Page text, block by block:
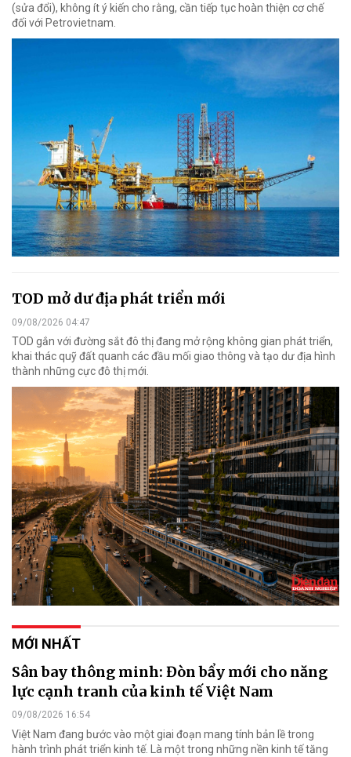
(sửa đổi), không ít ý kiến cho rằng, cần tiếp tục hoàn thiện cơ chế
đối với Petrovietnam.
TOD mở dư địa phát triển mới
09/08/2026 04:47
TOD gắn với đường sắt đô thị đang mở rộng không gian phát triển,
khai thác quỹ đất quanh các đầu mối giao thông và tạo dư địa hình
thành những cực đô thị mới.
MỚI NHẤT
Sân bay thông minh: Đòn bẩy mới cho năng
lực cạnh tranh của kinh tế Việt Nam
09/08/2026 16:54
Việt Nam đang bước vào một giai đoạn mang tính bản lề trong
hành trình phát triển kinh tế. Là một trong những nền kinh tế tăng